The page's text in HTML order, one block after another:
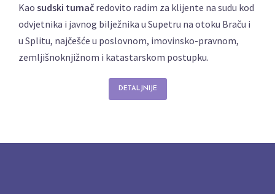
Kao sudski tumač redovito radim za klijente na sudu kod
odvjetnika i javnog bilježnika u Supetru na otoku Braču i
u Splitu, najčešće u poslovnom, imovinsko-pravnom,
zemljišnoknjižnom i katastarskom postupku.
DETALJNIJE